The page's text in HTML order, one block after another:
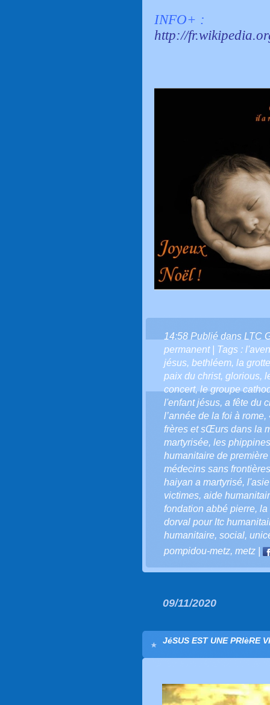
INFO+ :
http://
14:58 Publié dans LTC
permanent| Tags :
jésus, bethléem, la
paix du christ, glorious,
concert,le groupe
l'enfant jésus, a fête du
l’année de la foi à rome,
frères et sŒurs dans la
martyrisée, les
humanitaire de
médecins sans frontières
haiyan a martyrisé,
victimes, aide
fondation abbé pierre, la
dorval pour ltc
humanitaire, social,
pompidou-metz, metz
09/11/2020
JéSUS EST UNE PRIèRE